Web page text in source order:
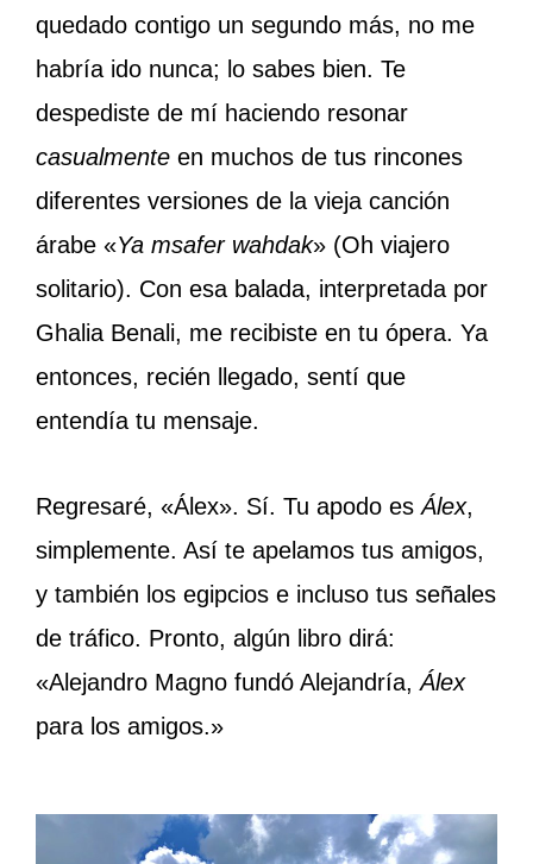
quedado contigo un segundo más, no me
habría ido nunca; lo sabes bien. Te
despediste de mí haciendo resonar
casualmente en muchos de tus rincones
diferentes versiones de la vieja canción
árabe «Ya msafer wahdak» (Oh viajero
solitario). Con esa balada, interpretada por
Ghalia Benali, me recibiste en tu ópera. Ya
entonces, recién llegado, sentí que
entendía tu mensaje.
Regresaré, «Álex». Sí. Tu apodo es Álex,
simplemente. Así te apelamos tus amigos,
y también los egipcios e incluso tus señales
de tráfico. Pronto, algún libro dirá:
«Alejandro Magno fundó Alejandría, Álex
para los amigos.»